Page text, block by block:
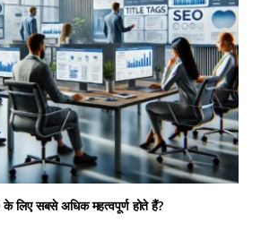
लिए सबसे अधिक महत्वपूर्ण होते हैं?